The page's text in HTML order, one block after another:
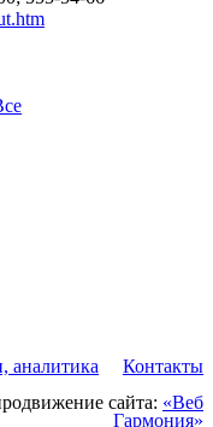
аналитика
Контакты
сайта: «Веб
Гармония»